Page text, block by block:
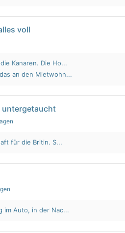
voll
Kanaren. Die Ho...
an den Mietwohn...
untergetaucht
für die Britin. S...
im Auto, in der Nac...